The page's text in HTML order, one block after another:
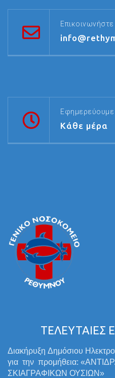
Επικοινωνήστε
Εφημερεύουμε
Κάθε μέρα
ΤΕΛΕΥΤΑΙΕΣ
Διακήρυξη Δημόσιου
για την προμήθεια:
ΣΚΙΑΓΡΑΦΙΚΩΝ ΟΥΣΙΩΝ»